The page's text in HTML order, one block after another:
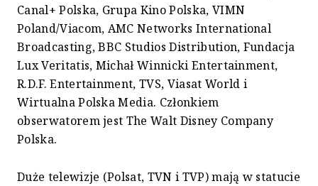
Canal+ Polska, Grupa Kino Polska, VIMN
Poland/Viacom, AMC Networks International
Broadcasting, BBC Studios Distribution, Fundacja
Lux Veritatis, Michał Winnicki Entertainment,
R.D.F. Entertainment, TVS, Viasat World i
Wirtualna Polska Media. Członkiem
obserwatorem jest The Walt Disney Company
Polska.
Duże telewizje (Polsat, TVN i TVP) mają w statucie